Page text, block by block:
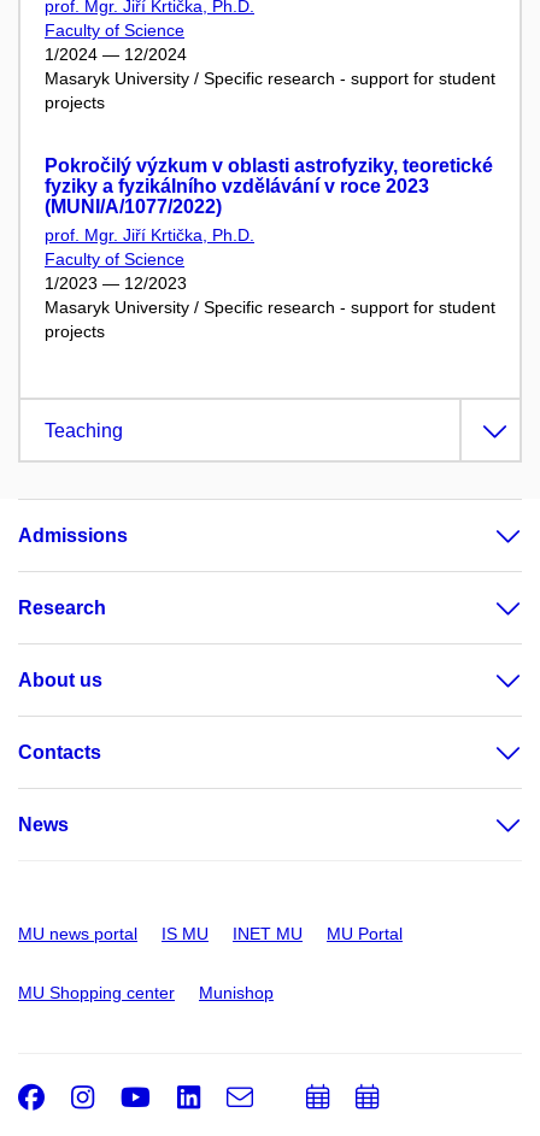
prof. Mgr. Jiří Krtička, Ph.D.
Faculty of Science
1/2024 — 12/2024
Masaryk University / Specific research - support for student
projects
Pokročilý výzkum v oblasti astrofyziky, teoretické
fyziky a fyzikálního vzdělávání v roce 2023
(MUNI/A/1077/2022)
prof. Mgr. Jiří Krtička, Ph.D.
Faculty of Science
1/2023 — 12/2023
Masaryk University / Specific research - support for student
projects
Teaching
Admissions
Research
About us
Contacts
News
MU news portal IS MU INET MU MU Portal
MU Shopping center Munishop
Facebook
Instagram
Youtube
LinkedIn
e-
AddAdd